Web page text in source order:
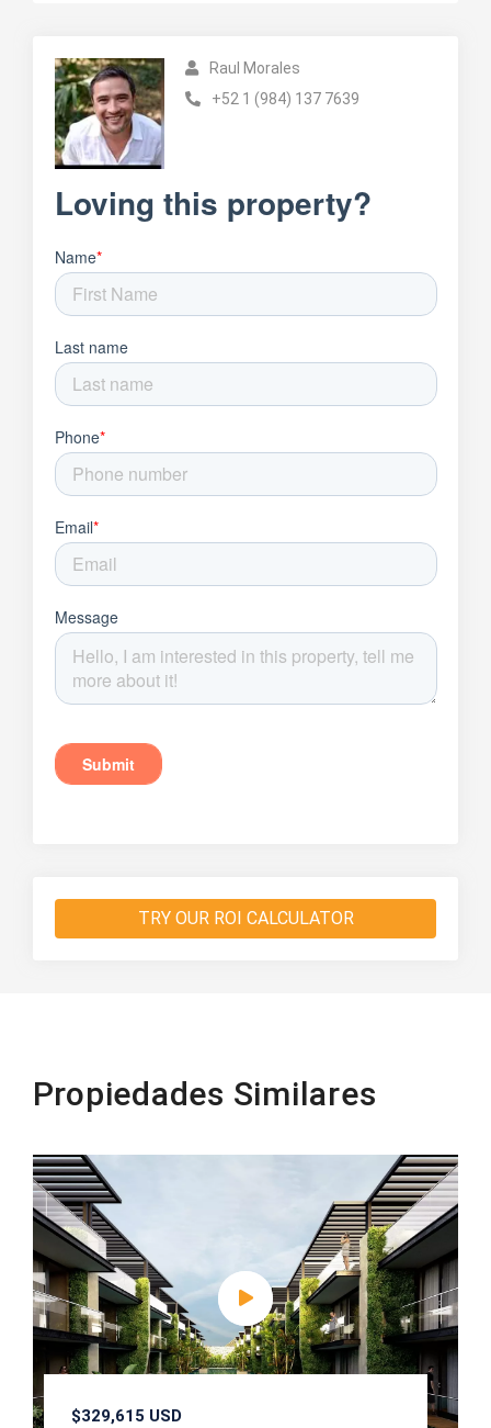
Raul Morales
+52 1 (984) 137 7639
TRY OUR ROI CALCULATOR
Propiedades Similares
$329,615 USD